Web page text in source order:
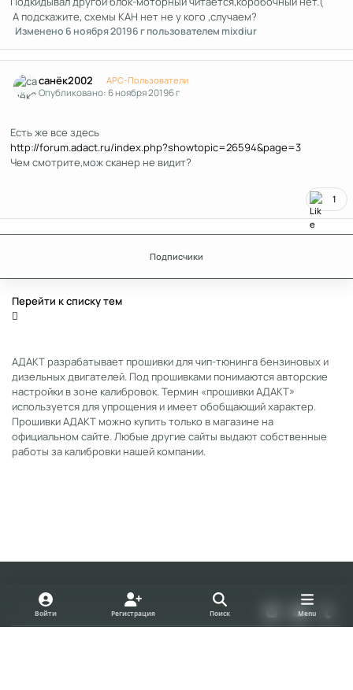
А подскажите, схемы КАН нет не у кого ,случаем?
Изменено 6 ноября 20196 гпользователем mixdiur
санёк2002 APC-Пользователи
Опубликовано:6 ноября 20196 г
Есть же все здесь
http://forum.adact.ru/index.php?showtopic=26594&page=3
Чем смотрите,мож сканер не видит?
1
Подписчики
Перейти к списку тем
АДАКТ разрабатывает прошивки для чип-тюнинга бензиновых и
дизельных двигателей. Под прошивками понимаются авторские
настройки в зоне калибровок. Термин «прошивки АДАКТ»
используется для упрощения и имеет обобщающий характер.
Прошивки АДАКТ можно купить только в магазине на
официальном сайте. Любые другие сайты выдают собственные
работы за калибровки нашей компании.
Light ModeDark ModeSystem Preference
k
o
t
u
Войти Регистрация Поиск Menu